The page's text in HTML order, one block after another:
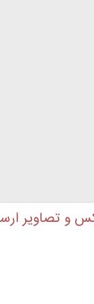
و تصاویر